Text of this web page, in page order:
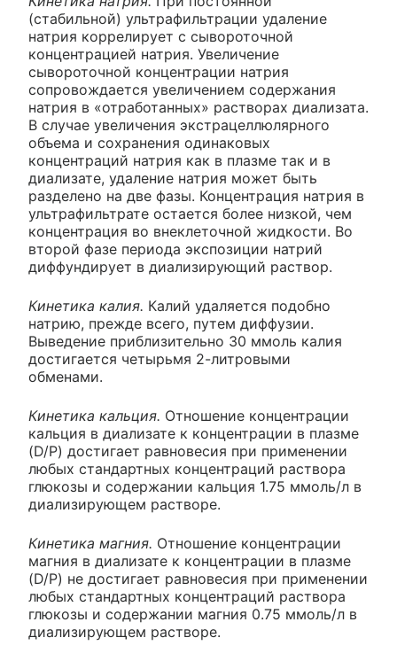
(стабильной) ультрафильтрации удаление
натрия коррелирует с сывороточной
концентрацией натрия. Увеличение
сывороточной концентрации натрия
сопровождается увеличением содержания
натрия в «отработанных» растворах диализата.
В случае увеличения экстрацеллюлярного
объема и сохранения одинаковых
концентраций натрия как в плазме так и в
диализате, удаление натрия может быть
разделено на две фазы. Концентрация натрия в
ультрафильтрате остается более низкой, чем
концентрация во внеклеточной жидкости. Во
второй фазе периода экспозиции натрий
диффундирует в диализирующий раствор.
Кинетика калия. Калий удаляется подобно
натрию, прежде всего, путем диффузии.
Выведение приблизительно 30 ммоль калия
достигается четырьмя 2-литровыми
обменами.
Кинетика кальция. Отношение концентрации
кальция в диализате к концентрации в плазме
(D/P) достигает равновесия при применении
любых стандартных концентраций раствора
глюкозы и содержании кальция 1.75 ммоль/л в
диализирующем растворе.
Кинетика магния. Отношение концентрации
магния в диализате к концентрации в плазме
(D/P) не достигает равновесия при применении
любых стандартных концентраций раствора
глюкозы и содержании магния 0.75 ммоль/л в
диализирующем растворе.